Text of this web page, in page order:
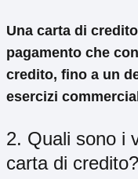
Una carta di
pagamento che
credito, fino a un
esercizi
2. Quali sono i
carta di credito?